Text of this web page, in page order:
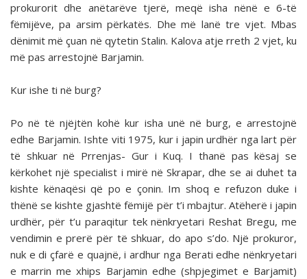
prokurorit dhe anëtarëve tjerë, meqë isha nënë e 6-të
fëmijëve, pa arsim përkatës. Dhe më lanë tre vjet. Mbas
dënimit më çuan në qytetin Stalin. Kalova atje rreth 2 vjet, ku
më pas arrestojnë Barjamin.
Kur ishe ti në burg?
Po në të njëjtën kohë kur isha unë në burg, e arrestojnë
edhe Barjamin. Ishte viti 1975, kur i japin urdhër nga lart për
të shkuar në Prrenjas- Gur i Kuq. I thanë pas kësaj se
kërkohet një specialist i mirë në Skrapar, dhe se ai duhet ta
kishte kënaqësi që po e çonin. Im shoq e refuzon duke i
thënë se kishte gjashtë fëmijë për t’i mbajtur. Atëherë i japin
urdhër, për t’u paraqitur tek nënkryetari Reshat Bregu, me
vendimin e prerë për të shkuar, do apo s’do. Një prokuror,
nuk e di çfarë e quajnë, i ardhur nga Berati edhe nënkryetari
e marrin me xhips Barjamin edhe (shpjegimet e Barjamit)